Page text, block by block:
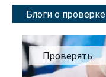
Блоги о проверке
Проверять